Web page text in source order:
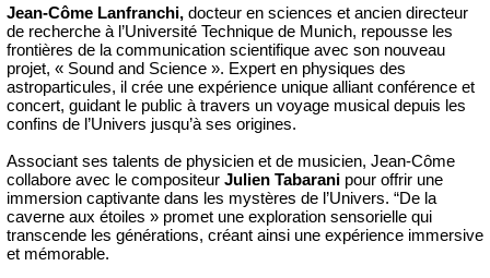
Jean-Côme Lanfranchi, docteur en sciences et ancien directeur
de recherche à l’Université Technique de Munich, repousse les
frontières de la communication scientifique avec son nouveau
projet, « Sound and Science ». Expert en physiques des
astroparticules, il crée une expérience unique alliant conférence et
concert, guidant le public à travers un voyage musical depuis les
confins de l’Univers jusqu’à ses origines.
Associant ses talents de physicien et de musicien, Jean-Côme
collabore avec le compositeur Julien Tabarani pour offrir une
immersion captivante dans les mystères de l’Univers. “De la
caverne aux étoiles » promet une exploration sensorielle qui
transcende les générations, créant ainsi une expérience immersive
et mémorable.